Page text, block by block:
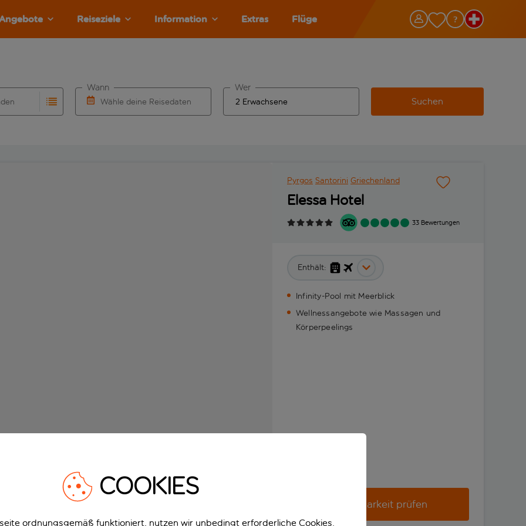
Reiseziele Information Extras Flüge
Wähle deine Reisedaten
Wann Wer
Suchen
Pyrgos Santorini Griechenland
Elessa Hotel
33 Bewertungen
Enthält:
Infinity-Pool mit Meerblick
Wellnessangebote wie Massagen und
Körperpeelings
Verfügbarkeit prüfen
COOKIES
ordnungsgemäß funktioniert, nutzen wir unbedingt erforderliche Cookies.